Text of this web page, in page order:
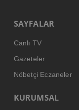
SAYFALAR
Canlı TV
Gazeteler
Nöbetçi Eczaneler
KURUMSAL